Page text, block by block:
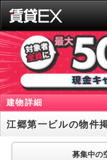
建物詳細
江郷第一ビルの物件
募集中の